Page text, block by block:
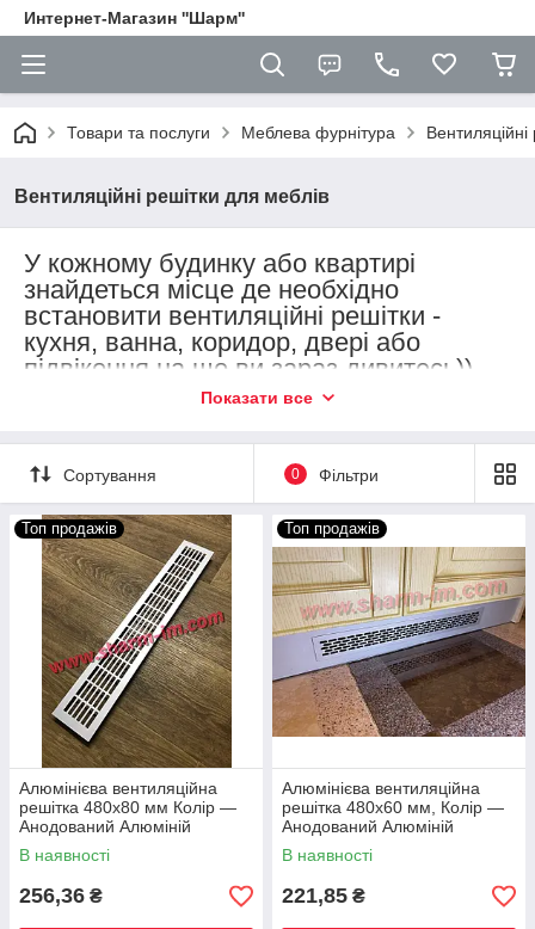
Интернет-Магазин ''Шарм''
Товари та послуги Меблева фурнітура
Вентиляційні решітки для меблів
У кожному будинку або квартирі
знайдеться місце де необхідно
встановити вентиляційні решітки -
кухня, ванна, коридор, двері або
підвіконня на що ви зараз дивитесь)).
Саме тому в цій групі Ви можете
колір алюмінієвих вент решіток від
якісного польського виробника.
Показати все
Сортування 0 Фільтри
Топ продажів
Алюмінієва вентиляційна
решітка 480х80 мм Колір —
Анодований Алюміній
В наявності
256,36 ₴
Топ продажів
Алюмінієва вентиляційна
решітка 480х60 мм, Колір —
Анодований Алюміній
В наявності
221,85 ₴